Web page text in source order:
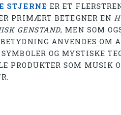
STJERNE ER ET
PRIMÆRT BETEGNER EN
GENSTAND, MEN SOM
ANVENDES OM
OG MYSTISKE
PRODUKTER SOM MUSIK